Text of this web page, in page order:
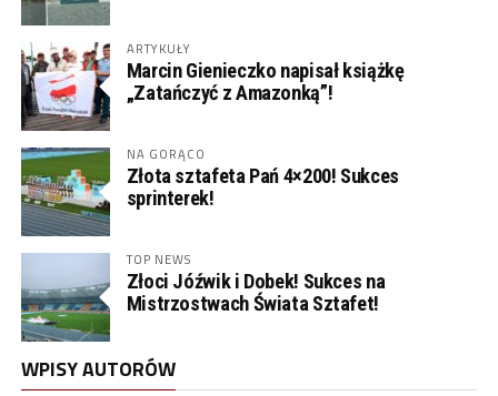
ARTYKUŁY
Marcin Gienieczko napisał książkę
„Zatańczyć z Amazonką”!
NA GORĄCO
Złota sztafeta Pań 4×200! Sukces
sprinterek!
TOP NEWS
Złoci Jóźwik i Dobek! Sukces na
Mistrzostwach Świata Sztafet!
WPISY AUTORÓW